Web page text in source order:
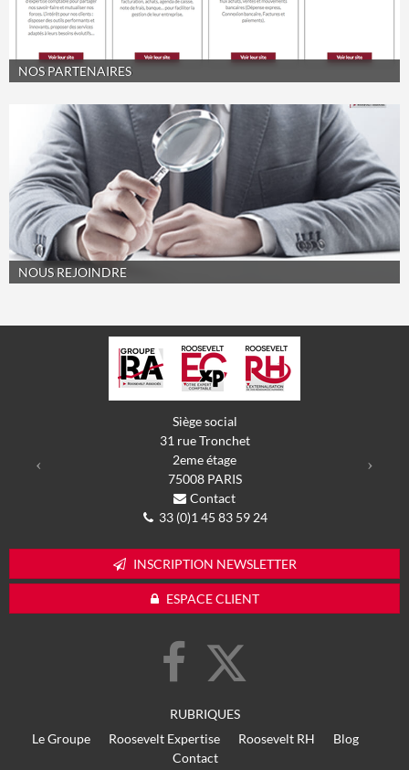
NOS PARTENAIRES
NOUS REJOINDRE
Siège social
31 rue Tronchet
2eme étage
75008 PARIS
Contact
33 (0)1 45 83 59 24
INSCRIPTION NEWSLETTER
ESPACE CLIENT
RUBRIQUES
Le Groupe
Roosevelt Expertise Roosevelt RH
Blog
Contact